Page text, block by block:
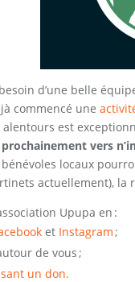
d’une belle
commencé une
est
vers
bénévoles locaux
actuellement), la
Upupa en :
et Instagram ;
de vous ;
un don.